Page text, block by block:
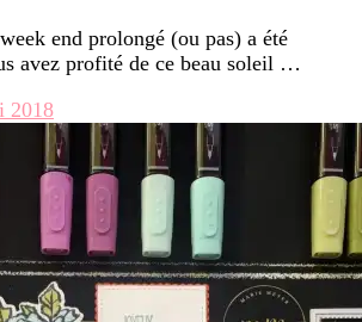
end prolongé (ou pas) a été
avez profité de ce beau soleil …
2018